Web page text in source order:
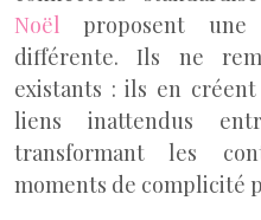
Noël proposent une
différente. Ils ne
existants : ils en
liens inattendus
transformant les
moments de complicité